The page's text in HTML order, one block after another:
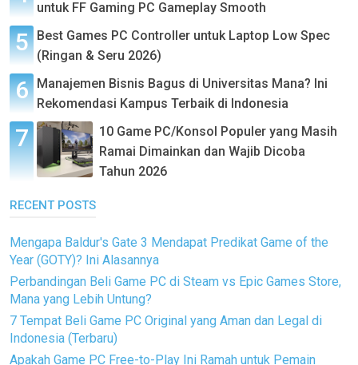
untuk FF Gaming PC Gameplay Smooth
Best Games PC Controller untuk Laptop Low Spec
(Ringan & Seru 2026)
Manajemen Bisnis Bagus di Universitas Mana? Ini
Rekomendasi Kampus Terbaik di Indonesia
10 Game PC/Konsol Populer yang Masih
Ramai Dimainkan dan Wajib Dicoba
Tahun 2026
RECENT POSTS
Mengapa Baldur's Gate 3 Mendapat Predikat Game of the
Year (GOTY)? Ini Alasannya
Perbandingan Beli Game PC di Steam vs Epic Games Store,
Mana yang Lebih Untung?
7 Tempat Beli Game PC Original yang Aman dan Legal di
Indonesia (Terbaru)
Apakah Game PC Free-to-Play Ini Ramah untuk Pemain